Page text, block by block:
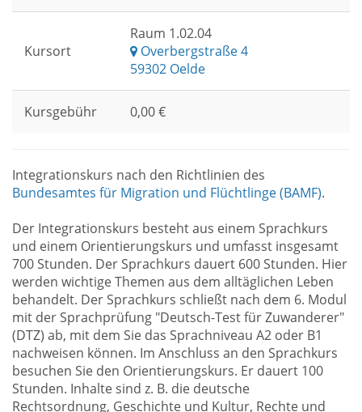
Kursort
Raum 1.02.04
Overbergstraße 4
59302 Oelde
Kursgebühr 0,00 €
Integrationskurs nach den Richtlinien des
Bundesamtes für Migration und Flüchtlinge (BAMF).
Der Integrationskurs besteht aus einem Sprachkurs
und einem Orientierungskurs und umfasst insgesamt
700 Stunden. Der Sprachkurs dauert 600 Stunden. Hier
werden wichtige Themen aus dem alltäglichen Leben
behandelt. Der Sprachkurs schließt nach dem 6. Modul
mit der Sprachprüfung "Deutsch-Test für Zuwanderer"
(DTZ) ab, mit dem Sie das Sprachniveau A2 oder B1
nachweisen können. Im Anschluss an den Sprachkurs
besuchen Sie den Orientierungskurs. Er dauert 100
Stunden. Inhalte sind z. B. die deutsche
Rechtsordnung, Geschichte und Kultur, Rechte und